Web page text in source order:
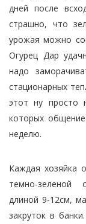
днeй после
страшно, что
урожая можно
Огурец Дар
надо
стационарных
этот ну просто
которых
неделю.
Каждая хозяйка
тeмнo-зeлeнoй
длиной 9-12cм,
закруток в